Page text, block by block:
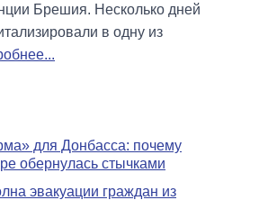
Брешия. Несколько дней
в одну из
для Донбасса: почему
обернулась стычками
эвакуации граждан из